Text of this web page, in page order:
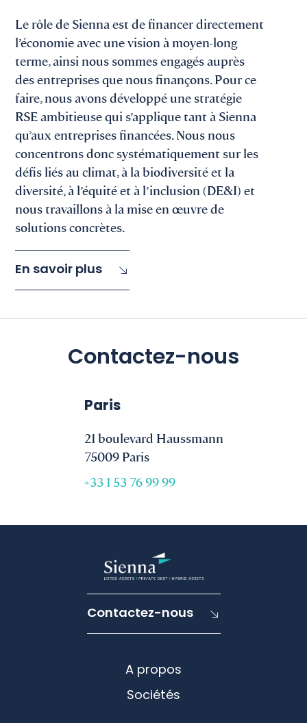
Le rôle de Sienna est de financer directement
l’économie avec une vision à moyen-long
terme, ainsi nous sommes engagés auprès
des entreprises que nous finançons. Pour ce
faire, nous avons développé une stratégie
RSE ambitieuse qui s’applique tant à Sienna
qu’aux entreprises financées. Nous nous
concentrons donc systématiquement sur les
défis liés au climat, à la biodiversité et la
diversité, à l’équité et à l’inclusion (DE&I) et
nous travaillons à la mise en œuvre de
solutions concrètes.
En savoir plus
Contactez-nous
Paris
21 boulevard Haussmann
75009 Paris
+33 1 53 76 99 99
Contactez-nous
A propos
Sociétés